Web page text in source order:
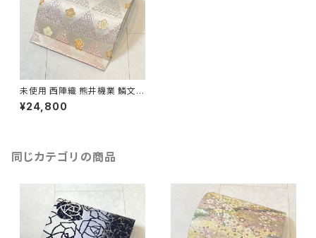
未使用 西陣織 熊井機業 鱗文
袋帯 正絹 金糸 銀糸 白 紫 青
黄緑 ピンク 693
¥24,800
同じカテゴリの商品